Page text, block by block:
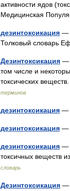
активности ядов
Медицинская
дезинтоксикация —
Толковый словарь
Дезинтоксикация —
том числе и
токсических
терминов
дезинтоксикация —
дезинтоксикация —
дезинтоксикация —
токсичных веществ
словарь
Дезинтоксикация —